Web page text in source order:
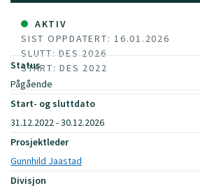
AKTIV
SIST OPPDATERT: 16.01.2026
SLUTT: DES 2026
START: DES 2022
Status
Pågående
Start- og sluttdato
31.12.2022 - 30.12.2026
Prosjektleder
Gunnhild Jaastad
Divisjon